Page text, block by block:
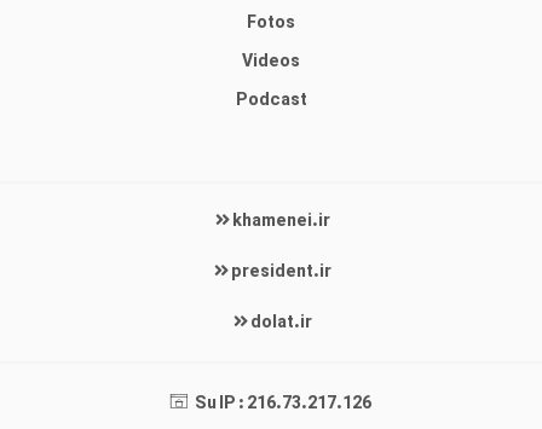
Fotos
Videos
Podcast
khamenei.ir
president.ir
dolat.ir
Su IP : 216.73.217.126